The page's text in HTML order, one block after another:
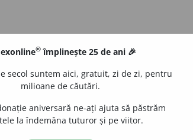
® împlinește 25 de ani 🎉
secol suntem aici, gratuit, zi de zi, pentru
milioane de căutări.
aniversară ne-ați ajuta să păstrăm
la îndemâna tuturor și pe viitor.